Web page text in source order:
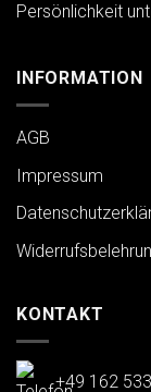
Persönlichkeit
INFORMATION
AGB
Impressum
KONTAKT
+49 162